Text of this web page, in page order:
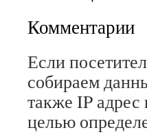
Комментарии
Если
собираем
также IP адрес
целью